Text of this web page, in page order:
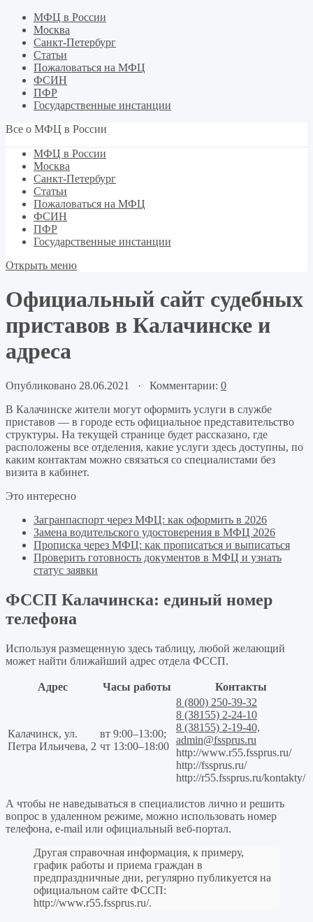
МФЦ в России
Москва
Санкт-Петербург
Статьи
Пожаловаться на МФЦ
ФСИН
ПФР
Государственные инстанции
Все о МФЦ в России
МФЦ в России
Москва
Санкт-Петербург
Статьи
Пожаловаться на МФЦ
ФСИН
ПФР
Государственные инстанции
Открыть меню
Официальный сайт судебных
приставов в Калачинске и
адреса
Опубликовано 28.06.2021 · Комментарии: 0
В Калачинске жители могут оформить услуги в службе
приставов — в городе есть официальное представительство
структуры. На текущей странице будет рассказано, где
расположены все отделения, какие услуги здесь доступны, по
каким контактам можно связаться со специалистами без
визита в кабинет.
Это интересно
Загранпаспорт через МФЦ: как оформить в 2026
Замена водительского удостоверения в МФЦ 2026
Прописка через МФЦ: как прописаться и выписаться
Проверить готовность документов в МФЦ и узнать
статус заявки
ФССП Калачинска: единый номер
телефона
Используя размещенную здесь таблицу, любой желающий
может найти ближайший адрес отдела ФССП.
Адрес Часы работы Контакты
Калачинск, ул.
Петра Ильичева, 2
вт 9:00–13:00;
чт 13:00–18:00
8 (800) 250-39-32
8 (38155) 2-24-10
8 (38155) 2-19-40,
admin@fssprus.ru
http://www.r55.fssprus.ru/
http://fssprus.ru/
http://r55.fssprus.ru/kontakty/
А чтобы не наведываться в специалистов лично и решить
вопрос в удаленном режиме, можно использовать номер
телефона, e-mail или официальный веб-портал.
Другая справочная информация, к примеру,
график работы и приема граждан в
предпраздничные дни, регулярно публикуется на
официальном сайте ФССП:
http://www.r55.fssprus.ru/.